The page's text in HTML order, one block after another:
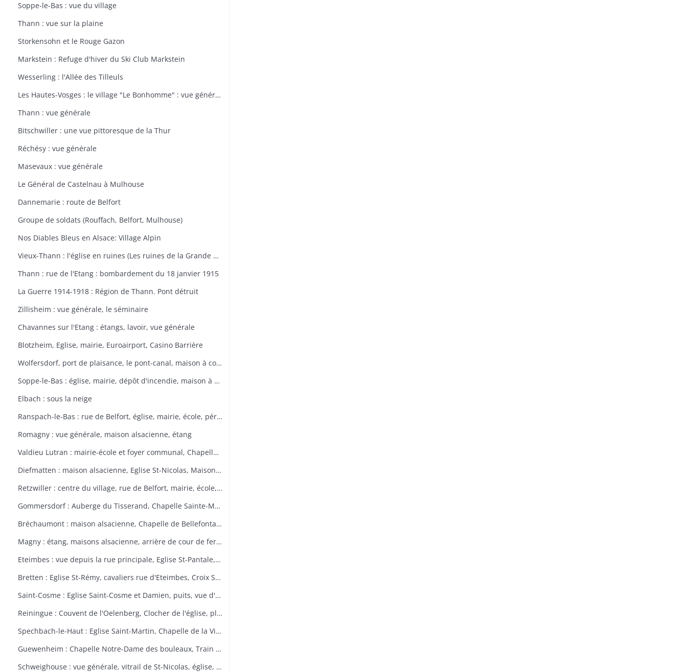
Soppe-le-Bas : vue du village
Thann : vue sur la plaine
Storkensohn et le Rouge Gazon
Markstein : Refuge d'hiver du Ski Club Markstein
Wesserling : l'Allée des Tilleuls
Les Hautes-Vosges : le village "Le Bonhomme" : vue générale
Thann : vue générale
Bitschwiller : une vue pittoresque de la Thur
Réchésy : vue générale
Masevaux : vue générale
Le Général de Castelnau à Mulhouse
Dannemarie : route de Belfort
Groupe de soldats (Rouffach, Belfort, Mulhouse)
Nos Diables Bleus en Alsace: Village Alpin
Vieux-Thann : l'église en ruines (Les ruines de la Grande Guerre)
Thann : rue de l'Etang : bombardement du 18 janvier 1915
La Guerre 1914-1918 : Région de Thann. Pont détruit
Zillisheim : vue générale, le séminaire
Chavannes sur l'Etang : étangs, lavoir, vue générale
Blotzheim, Eglise, mairie, Euroairport, Casino Barrière
Wolfersdorf, port de plaisance, le pont-canal, maison à colombages
Soppe-le-Bas : église, mairie, dépôt d'incendie, maison à colombages
Elbach : sous la neige
Ranspach-le-Bas : rue de Belfort, église, mairie, école, périscolaire, platanes plantés sous Napoléon
Romagny : vue générale, maison alsacienne, étang
Valdieu Lutran : mairie-école et foyer communal, Chapelle Notre Dame de la Pitié, calvaire, échelle d'écluses sens Valdieu-Retzwiller
Diefmatten : maison alsacienne, Eglise St-Nicolas, Maison natale Barthélémy Gross
Retzwiller : centre du village, rue de Belfort, mairie, école, décors floraux
Gommersdorf : Auberge du Tisserand, Chapelle Sainte-Marguerite, Calvaire rue des Tilleuls
Bréchaumont : maison alsacienne, Chapelle de Bellefontaine, rue de l'église, M.A.R.P.A. (Maison d'accueil rurale pour personne âgées)
Magny : étang, maisons alsacienne, arrière de cour de ferme
Eteimbes : vue depuis la rue principale, Eglise St-Pantale, maison alsacienne
Bretten : Eglise St-Rémy, cavaliers rue d'Eteimbes, Croix St-Eloi
Saint-Cosme : Eglise Saint-Cosme et Damien, puits, vue d'ensemble, ancien presbytère, mairie
Reiningue : Couvent de l'Oelenberg, Clocher de l'église, plan d'eau, cour de ferme
Spechbach-le-Haut : Eglise Saint-Martin, Chapelle de la Vierge, Christ du dimanche des rameaux sur l'âne, Vierge de la Pitié
Guewenheim : Chapelle Notre-Dame des bouleaux, Train de la Doller, lavoir, pierre borne, mur cimetière, Calvaire 1857 avec décorations florales
Schweighouse : vue générale, vitrail de St-Nicolas, église, la Doller